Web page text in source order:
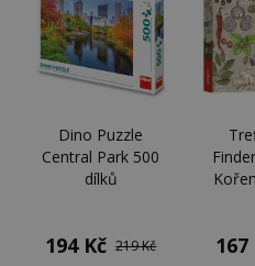
Dino Puzzle
Central Park 500
dílků
194 Kč 219 Kč
167